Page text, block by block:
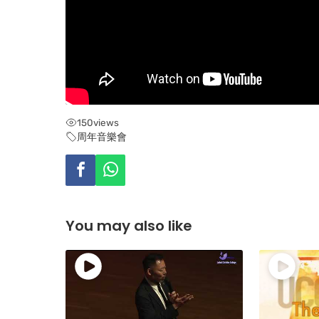
150views
周年音樂會
You may also like